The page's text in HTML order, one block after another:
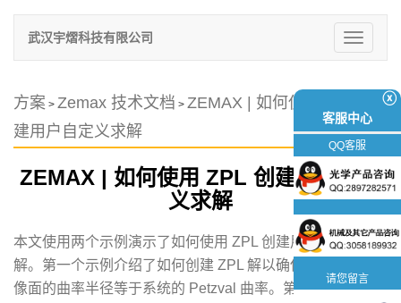
切
换
武汉宇熠科技有限公司
方案 > Zemax 技术文档 > ZEMAX | 如何使用 ZPL 创
建用户自定义求解
ZEMAX | 如何使用 ZPL 创建用户自定
义求解
本文使用两个示例演示了如何使用 ZPL 创建用户自定义
解。第一个示例介绍了如何创建 ZPL 解以确保序列文件中
像面的曲率半径等于系统的 Petzval 曲率。第二个示例介绍
ⓧ
客服中心
QQ客服
请您留言